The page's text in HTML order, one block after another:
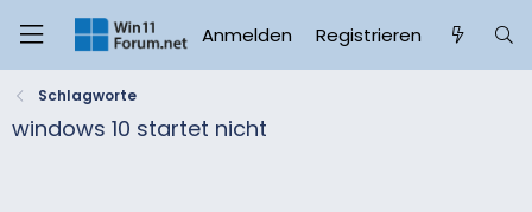
Anmelden Registrieren
Schlagworte
windows 10 startet nicht